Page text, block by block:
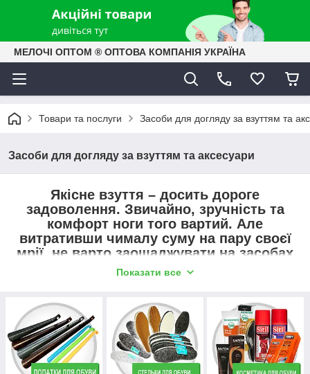
МЕЛОЧІ ОПТОМ ® ОПТОВА КОМПАНІЯ УКРАЇНА
Товари та послуги Засоби для догляду за взуттям та
Засоби для догляду за взуттям та аксесуари
Якісне взуття – досить дороге
задоволення. Звичайно, зручність та
комфорт ноги того вартий. Але
витративши чималу суму на пару своєї
мрії, не варто заощаджувати на засобах
догляду за нею.
Показати все